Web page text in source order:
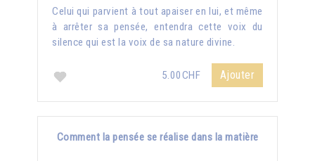
Celui qui parvient à tout apaiser en lui, et même
à arrêter sa pensée, entendra cette voix du
silence qui est la voix de sa nature divine.
5.00CHF Ajouter
Comment la pensée se réalise dans la matière